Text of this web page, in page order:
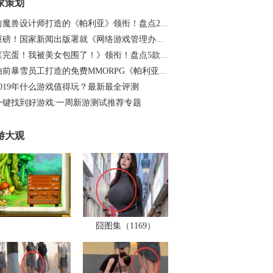
策划
前魔兽设计师打造的《帕利亚》领衔！盘点20…
重磅！国家新闻出版署就《网络游戏管理办法…
《完蛋！我被美女包围了！》领衔！盘点5款…
由前暴雪员工打造的免费MMORPG《帕利亚》如…
年什么游戏值得玩？最新最全评测
键找到好游戏:一周新游测试推荐专题
大观
囧图集（1169）